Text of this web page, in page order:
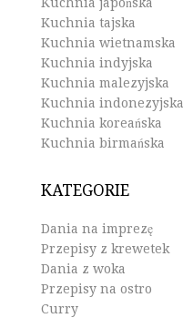
Kuchnia tajska
Kuchnia wietnamska
Kuchnia indyjska
Kuchnia malezyjska
Kuchnia indonezyjska
Kuchnia koreańska
Kuchnia birmańska
KATEGORIE
Dania na imprezę
Przepisy z krewetek
Dania z woka
Przepisy na ostro
Curry